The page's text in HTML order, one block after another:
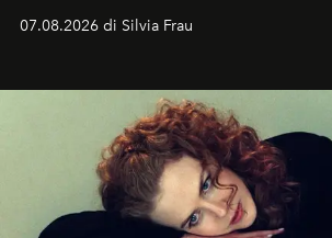
cognizione del tempo. Ma con
07.08.2026 di Silvia Frau